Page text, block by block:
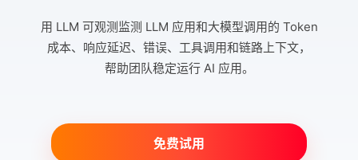
用 LLM 可观测监测 LLM 应用和大模型调用的 Token
成本、响应延迟、错误、工具调用和链路上下文，
帮助团队稳定运行 AI 应用。
免费试用